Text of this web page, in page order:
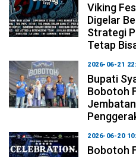
Viking
Digelar
Strategi
Tetap
2026-06-21
Bupati
Bobotoh
2026-06-20
Bobotoh